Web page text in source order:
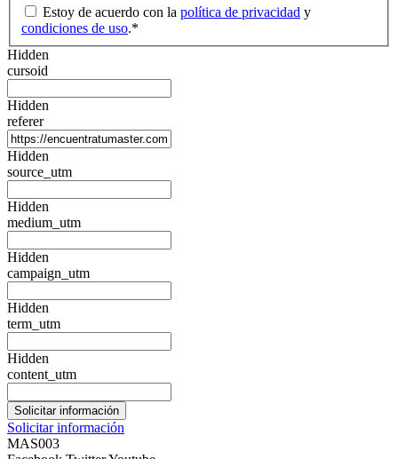
Estoy de acuerdo con la política de privacidad y
condiciones de uso.*
Hidden
cursoid
Hidden
referer
Hidden
source_utm
Hidden
medium_utm
Hidden
campaign_utm
Hidden
term_utm
Hidden
content_utm
Solicitar información
MAS003